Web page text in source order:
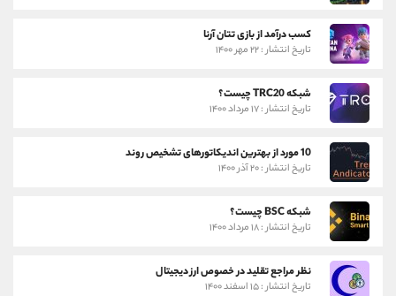
کسب درآمد از بازی تتان آرنا
تاریخ انتشار : ۲۲ مهر ۱۴۰۰
شبکه TRC20 چیست؟
تاریخ انتشار : ۱۷ مرداد ۱۴۰۰
10 مورد از بهترین اندیکاتورهای تشخیص روند
تاریخ انتشار : ۲۰ آذر ۱۴۰۰
شبکه BSC چیست؟
تاریخ انتشار : ۱۸ مرداد ۱۴۰۰
نظر مراجع تقلید در خصوص ارز دیجیتال
تاریخ انتشار : ۱۵ اسفند ۱۴۰۰